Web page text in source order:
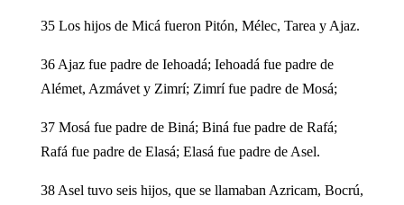
35 Los hijos de Micá fueron Pitón, Mélec, Tarea y Ajaz.
36 Ajaz fue padre de Iehoadá; Iehoadá fue padre de
Alémet, Azmávet y Zimrí; Zimrí fue padre de Mosá;
37 Mosá fue padre de Biná; Biná fue padre de Rafá;
Rafá fue padre de Elasá; Elasá fue padre de Asel.
38 Asel tuvo seis hijos, que se llamaban Azricam, Bocrú,